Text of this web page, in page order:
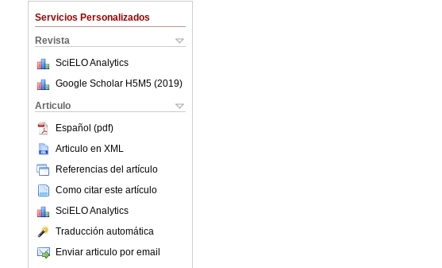
Servicios Personalizados
Revista
SciELO Analytics
Google Scholar H5M5 (2019)
Articulo
Español (pdf)
Articulo en XML
Referencias del artículo
Como citar este artículo
SciELO Analytics
Traducción automática
Enviar articulo por email